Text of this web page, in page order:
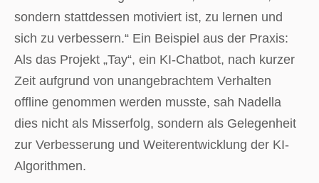
sondern stattdessen motiviert ist, zu lernen und
sich zu verbessern.“ Ein Beispiel aus der Praxis:
Als das Projekt „Tay“, ein KI-Chatbot, nach kurzer
Zeit aufgrund von unangebrachtem Verhalten
offline genommen werden musste, sah Nadella
dies nicht als Misserfolg, sondern als Gelegenheit
zur Verbesserung und Weiterentwicklung der KI-
Algorithmen.